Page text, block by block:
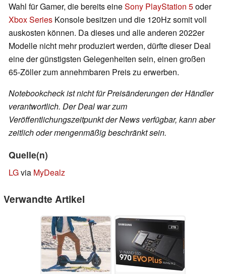
Wahl für Gamer, die bereits eineSony PlayStation 5oder
Xbox Series Konsole besitzen und die 120Hz somit voll
auskosten können. Da dieses und alle anderen 2022er
Modelle nicht mehr produziert werden, dürfte dieser Deal
eine der günstigsten Gelegenheiten sein, einen großen
65-Zöller zum annehmbaren Preis zu erwerben.
Notebookcheck ist nicht für Preisänderungen der Händler
verantwortlich. Der Deal war zum
Veröffentlichungszeitpunkt der News verfügbar, kann aber
zeitlich oder mengenmäßig beschränkt sein.
Quelle(n)
LGvia MyDealz
Verwandte Artikel